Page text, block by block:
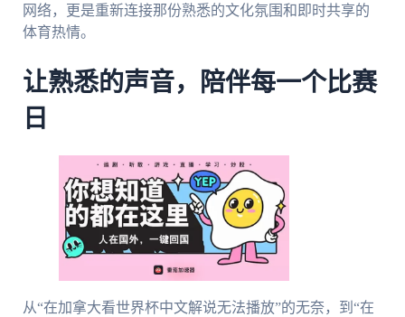
网络，更是重新连接那份熟悉的文化氛围和即时共享的
体育热情。
让熟悉的声音，陪伴每一个比赛
日
从“在加拿大看世界杯中文解说无法播放”的无奈，到“在